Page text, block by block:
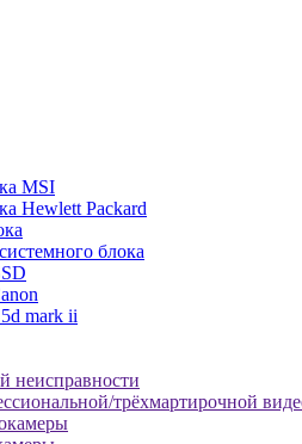
MSI
Hewlett Packard
блока
mark ii
неисправности
трёхмартирочной